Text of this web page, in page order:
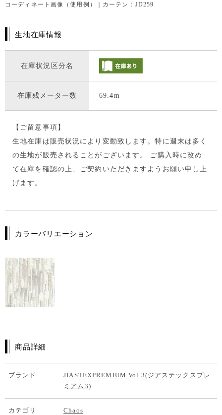
コーディネート画像（使用例）｜カーテン：JD259
生地在庫情報
在庫状況区分名
在庫残メーター数 69.4m
【ご留意事項】
生地在庫は販売状況により変動致します。特に週末は多く
の生地が販売されることがございます。 ご購入時に改め
て在庫を確認の上、ご契約いただきますようお願い申し上
げます。
カラーバリエーション
商品詳細
ブランド
JIASTEXPREMIUM Vol.3(ジアステックスプレ
ミアム3)
カテゴリ Chaos